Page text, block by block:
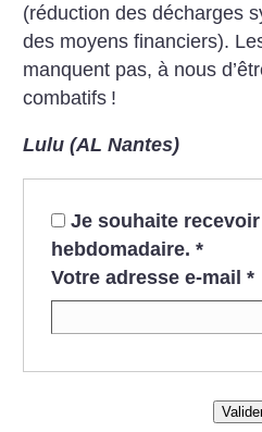
(réduction des décharges
des moyens financiers).
manquent pas, à nous
combatifs !
Lulu (AL Nantes)
Je souhaite
hebdomadaire. *
Votre adresse e-mail *